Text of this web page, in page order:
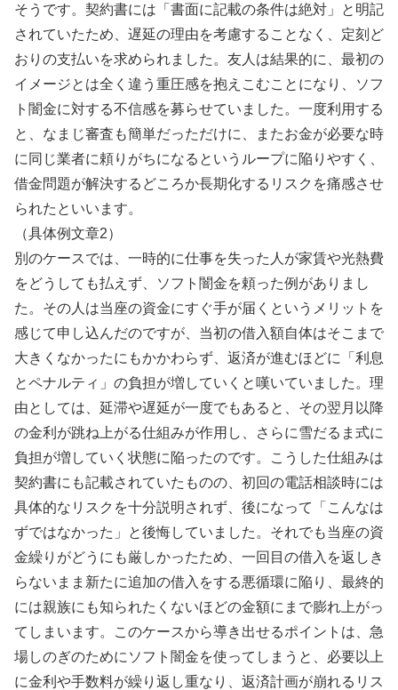
そうです。契約書には「書面に記載の条件は絶対」と明記
されていたため、遅延の理由を考慮することなく、定刻ど
おりの支払いを求められました。友人は結果的に、最初の
イメージとは全く違う重圧感を抱えこむことになり、ソフ
ト闇金に対する不信感を募らせていました。一度利用する
と、なまじ審査も簡単だっただけに、またお金が必要な時
に同じ業者に頼りがちになるというループに陥りやすく、
借金問題が解決するどころか長期化するリスクを痛感させ
られたといいます。
（具体例文章2）
別のケースでは、一時的に仕事を失った人が家賃や光熱費
をどうしても払えず、ソフト闇金を頼った例がありまし
た。その人は当座の資金にすぐ手が届くというメリットを
感じて申し込んだのですが、当初の借入額自体はそこまで
大きくなかったにもかかわらず、返済が進むほどに「利息
とペナルティ」の負担が増していくと嘆いていました。理
由としては、延滞や遅延が一度でもあると、その翌月以降
の金利が跳ね上がる仕組みが作用し、さらに雪だるま式に
負担が増していく状態に陥ったのです。こうした仕組みは
契約書にも記載されていたものの、初回の電話相談時には
具体的なリスクを十分説明されず、後になって「こんなは
ずではなかった」と後悔していました。それでも当座の資
金繰りがどうにも厳しかったため、一回目の借入を返しき
らないまま新たに追加の借入をする悪循環に陥り、最終的
には親族にも知られたくないほどの金額にまで膨れ上がっ
てしまいます。このケースから導き出せるポイントは、急
場しのぎのためにソフト闇金を使ってしまうと、必要以上
に金利や手数料が繰り返し重なり、返済計画が崩れるリス